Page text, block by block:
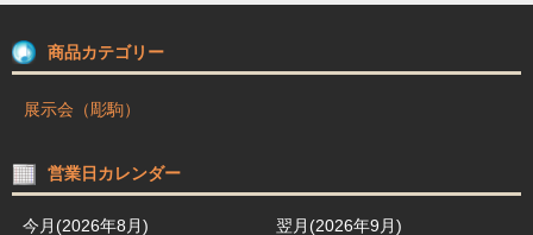
商品カテゴリー
展示会（彫駒）
営業日カレンダー
今月(2026年8月) 翌月(2026年9月)